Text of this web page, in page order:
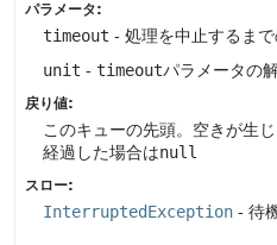
パラメータ:
timeout - 処理を中止するま
unit - timeoutパラメータの
戻り値:
このキューの先頭。空きが生
経過した場合はnull
スロー:
InterruptedException - 待